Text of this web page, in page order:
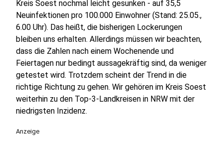
Kreis Soest nochmal leicht gesunken - auf 35,5
Neuinfektionen pro 100.000 Einwohner (Stand: 25.05.,
6.00 Uhr). Das heißt, die bisherigen Lockerungen
bleiben uns erhalten. Allerdings müssen wir beachten,
dass die Zahlen nach einem Wochenende und
Feiertagen nur bedingt aussagekräftig sind, da weniger
getestet wird. Trotzdem scheint der Trend in die
richtige Richtung zu gehen. Wir gehören im Kreis Soest
weiterhin zu den Top-3-Landkreisen in NRW mit der
niedrigsten Inzidenz.
Anzeige